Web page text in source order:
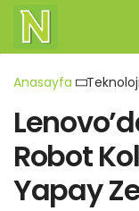
Anasayfa Teknoloji
Robot
Yapay